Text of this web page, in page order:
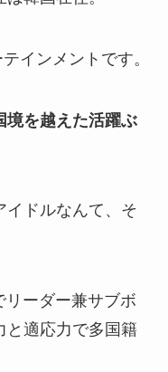
インメントです。
境を越えた活躍ぶ
イドルなんて、そ
リーダー兼サブボ
と適応力で多国籍